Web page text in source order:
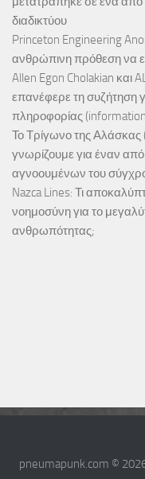
διαδικτύου
Princeton Engineering
ανθρώπινη πρόθεση να
Allen Egon Cholakian και
επανέφερε τη συζήτηση
πληροφορίας
Το Τρίγωνο της Αλάσκας
γνωρίζουμε για έναν
αγνοουμένων του
Nazca Lines: Τι
νοημοσύνη για το
ανθρωπότητας;
pneumapunk.com ©